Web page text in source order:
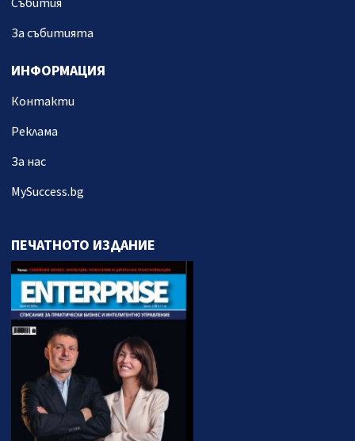
За събитията
ИНФОРМАЦИЯ
Контакти
Реклама
За нас
MySuccess.bg
ПЕЧАТНОТО ИЗДАНИЕ